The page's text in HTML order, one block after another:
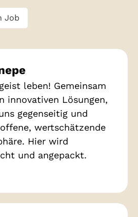
Job
leben! Gemeinsam
innovativen Lösungen,
gegenseitig und
wertschätzende
Hier wird
und angepackt.